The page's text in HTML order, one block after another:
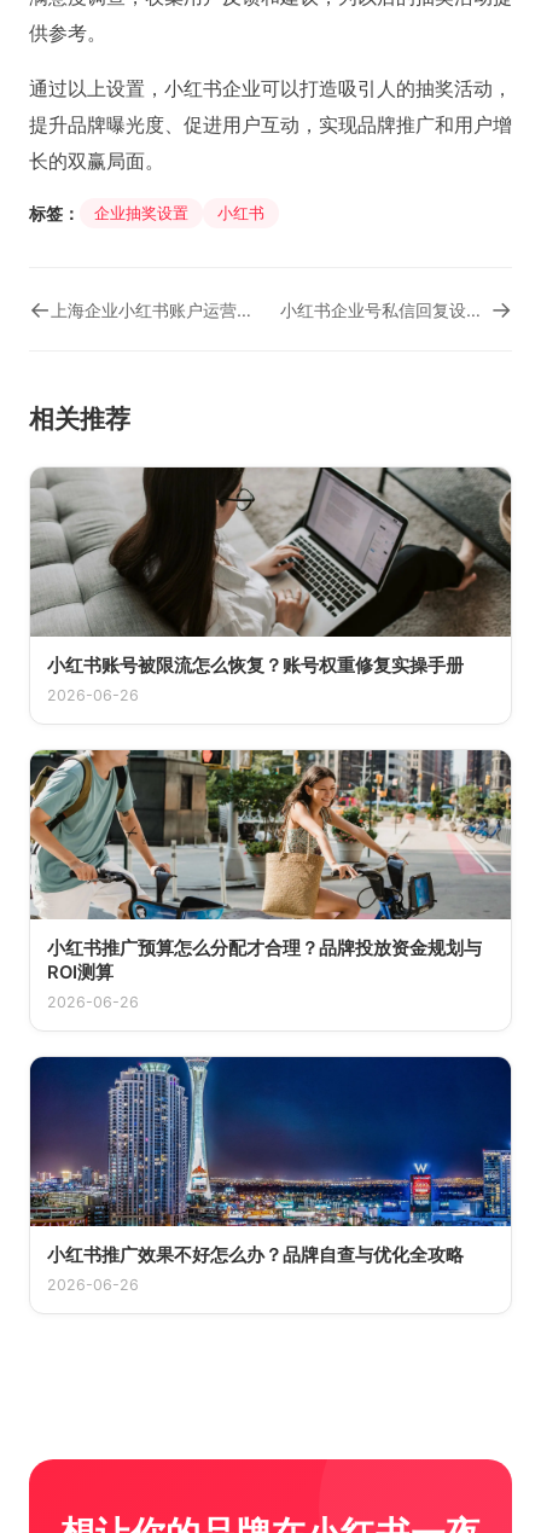
供参考。
通过以上设置，小红书企业可以打造吸引人的抽奖活动，
提升品牌曝光度、促进用户互动，实现品牌推广和用户增
长的双赢局面。
标签： 企业抽奖设置 小红书
← 上海企业小红书账户运营攻略：打造品牌影响力的秘诀！ 小红书企业号私信回复设置：提升客户互动与满意度的关键 →
相关推荐
小红书账号被限流怎么恢复？账号权重修复实操手册
2026-06-26
小红书推广预算怎么分配才合理？品牌投放资金规划与
ROI测算
2026-06-26
小红书推广效果不好怎么办？品牌自查与优化全攻略
2026-06-26